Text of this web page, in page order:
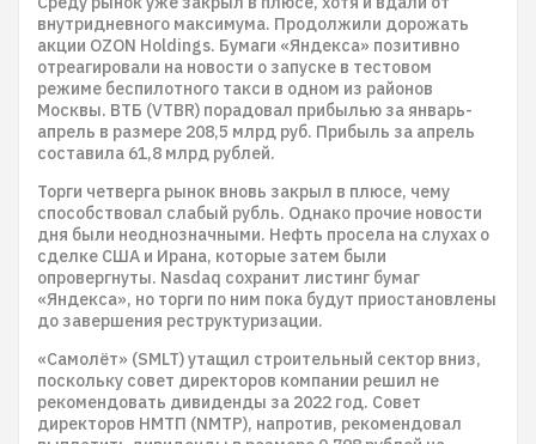
внутридневного максимума. Продолжили дорожать
акции OZON Holdings. Бумаги «Яндекса» позитивно
отреагировали на новости о запуске в тестовом
режиме беспилотного такси в одном из районов
Москвы. ВТБ (VTBR) порадовал прибылью за январь-
апрель в размере 208,5 млрд руб. Прибыль за апрель
составила 61,8 млрд рублей.
Торги четверга рынок вновь закрыл в плюсе, чему
способствовал слабый рубль. Однако прочие новости
дня были неоднозначными. Нефть просела на слухах о
сделке США и Ирана, которые затем были
опровергнуты. Nasdaq сохранит листинг бумаг
«Яндекса», но торги по ним пока будут приостановлены
до завершения реструктуризации.
«Самолёт» (SMLT) утащил строительный сектор вниз,
поскольку совет директоров компании решил не
рекомендовать дивиденды за 2022 год. Совет
директоров НМТП (NMTP), напротив, рекомендовал